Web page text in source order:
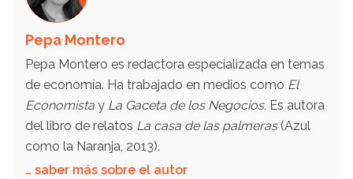
Pepa Montero
Pepa Montero es redactora especializada en temas
de economía. Ha trabajado en medios como El
Economista y La Gaceta de los Negocios. Es autora
del libro de relatos La casa de las palmeras(Azul
como la Naranja, 2013).
… saber más sobre el autor